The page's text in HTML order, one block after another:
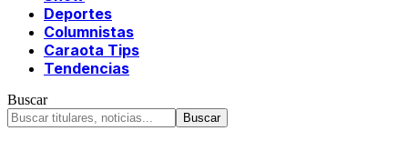
Deportes
Columnistas
Caraota Tips
Tendencias
Buscar